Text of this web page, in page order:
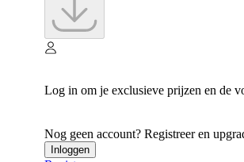
Log in om je exclusieve prijzen en de
Nog geen account? Registreer en
Inloggen